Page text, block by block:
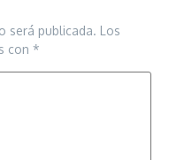
será publicada. Los
con *